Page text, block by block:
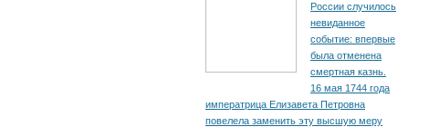
России случилось
невиданное
событие: впервые
была отменена
смертная казнь.
16 мая 1744 года
императрица Елизавета Петровна
повелела заменить эту высшую меру